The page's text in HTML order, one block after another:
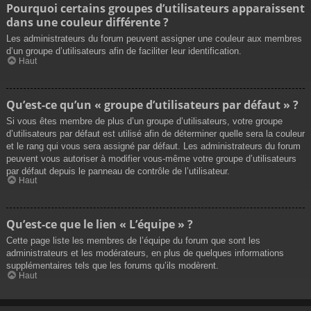
Pourquoi certains groupes d’utilisateurs apparaissent
dans une couleur différente ?
Les administrateurs du forum peuvent assigner une couleur aux membres
d’un groupe d’utilisateurs afin de faciliter leur identification.
Haut
Qu’est-ce qu’un « groupe d’utilisateurs par défaut » ?
Si vous êtes membre de plus d’un groupe d’utilisateurs, votre groupe
d’utilisateurs par défaut est utilisé afin de déterminer quelle sera la couleur
et le rang qui vous sera assigné par défaut. Les administrateurs du forum
peuvent vous autoriser à modifier vous-même votre groupe d’utilisateurs
par défaut depuis le panneau de contrôle de l’utilisateur.
Haut
Qu’est-ce que le lien « L’équipe » ?
Cette page liste les membres de l’équipe du forum que sont les
administrateurs et les modérateurs, en plus de quelques informations
supplémentaires tels que les forums qu’ils modèrent.
Haut